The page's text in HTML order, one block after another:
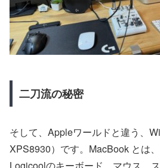
二刀流の秘密
そして、Appleワールドと違う、
XPS8930）です。MacBook とは
Logicoolのキーボード、マウス、